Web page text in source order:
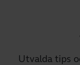
Utvalda tips